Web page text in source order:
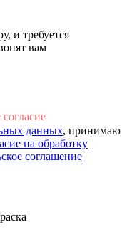
и требуется
вам
данных, принимаю
на обработку
соглашение